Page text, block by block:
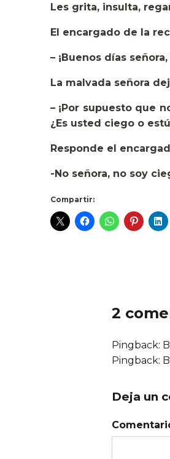
Les grita, insulta,
El encargado de la
– ¡Buenos días
La malvada señora
– ¡Por supuesto que
¿Es usted ciego o
Responde el
-No señora, no soy
Compartir:
2
Pingback:
Pingback:
Deja un